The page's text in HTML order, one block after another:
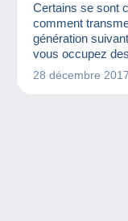
Certains se sont
comment
génération
vous occupez
Pourquoi ne pas
28 décembre 2017